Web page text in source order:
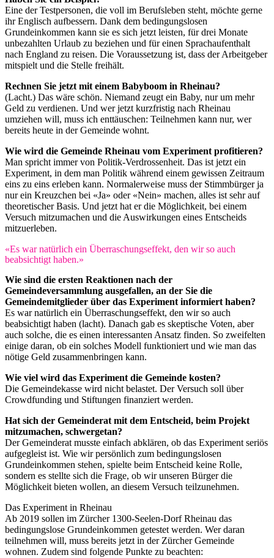
Eine der Testpersonen, die voll im Berufsleben steht, möchte gerne
ihr Englisch aufbessern. Dank dem bedingungslosen
Grundeinkommen kann sie es sich jetzt leisten, für drei Monate
unbezahlten Urlaub zu beziehen und für einen Sprachaufenthalt
nach England zu reisen. Die Voraussetzung ist, dass der Arbeitgeber
mitspielt und die Stelle freihält.
Rechnen Sie jetzt mit einem Babyboom in Rheinau?
(Lacht.) Das wäre schön. Niemand zeugt ein Baby, nur um mehr
Geld zu verdienen. Und wer jetzt kurzfristig nach Rheinau
umziehen will, muss ich enttäuschen: Teilnehmen kann nur, wer
bereits heute in der Gemeinde wohnt.
Wie wird die Gemeinde Rheinau vom Experiment profitieren?
Man spricht immer von Politik-Verdrossenheit. Das ist jetzt ein
Experiment, in dem man Politik während einem gewissen Zeitraum
eins zu eins erleben kann. Normalerweise muss der Stimmbürger ja
nur ein Kreuzchen bei «Ja» oder «Nein» machen, alles ist sehr auf
theoretischer Basis. Und jetzt hat er die Möglichkeit, bei einem
Versuch mitzumachen und die Auswirkungen eines Entscheids
mitzuerleben.
«Es war natürlich ein Überraschungseffekt, den wir so auch
beabsichtigt haben.»
Wie sind die ersten Reaktionen nach der
Gemeindeversammlung ausgefallen, an der Sie die
Gemeindemitglieder über das Experiment informiert haben?
Es war natürlich ein Überraschungseffekt, den wir so auch
beabsichtigt haben (lacht). Danach gab es skeptische Voten, aber
auch solche, die es einen interessanten Ansatz finden. So zweifelten
einige daran, ob ein solches Modell funktioniert und wie man das
nötige Geld zusammenbringen kann.
Wie viel wird das Experiment die Gemeinde kosten?
Die Gemeindekasse wird nicht belastet. Der Versuch soll über
Crowdfunding und Stiftungen finanziert werden.
Hat sich der Gemeinderat mit dem Entscheid, beim Projekt
mitzumachen, schwergetan?
Der Gemeinderat musste einfach abklären, ob das Experiment seriös
aufgegleist ist. Wie wir persönlich zum bedingungslosen
Grundeinkommen stehen, spielte beim Entscheid keine Rolle,
sondern es stellte sich die Frage, ob wir unseren Bürger die
Möglichkeit bieten wollen, an diesem Versuch teilzunehmen.
Das Experiment in Rheinau
Ab 2019 sollen im Zürcher 1300-Seelen-Dorf Rheinau das
bedingungslose Grundeinkommen getestet werden. Wer daran
teilnehmen will, muss bereits jetzt in der Zürcher Gemeinde
wohnen. Zudem sind folgende Punkte zu beachten: